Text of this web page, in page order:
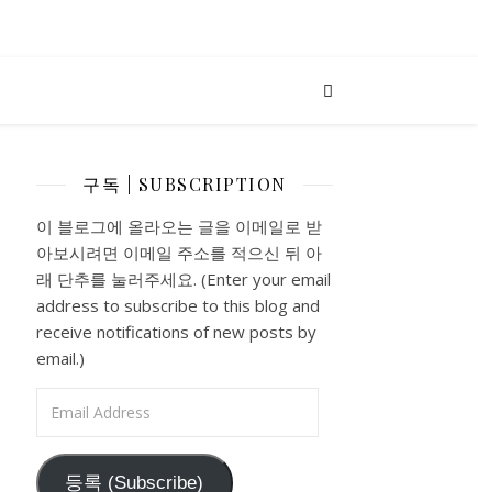
구독 | SUBSCRIPTION
이 블로그에 올라오는 글을 이메일로 받
아보시려면 이메일 주소를 적으신 뒤 아
래 단추를 눌러주세요. (Enter your email
address to subscribe to this blog and
receive notifications of new posts by
email.)
등록 (Subscribe)